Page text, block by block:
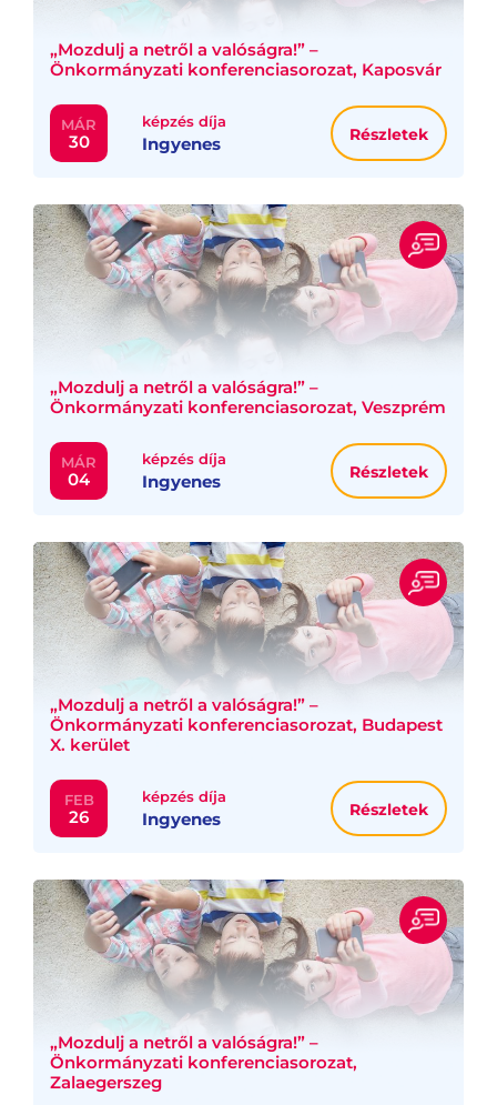
„Mozdulj a netről a valóságra!” –
Önkormányzati konferenciasorozat, Kaposvár
MÁR
30
képzés díja
Ingyenes Részletek
„Mozdulj a netről a valóságra!” –
Önkormányzati konferenciasorozat, Veszprém
MÁR
04
képzés díja
Ingyenes Részletek
„Mozdulj a netről a valóságra!” –
Önkormányzati konferenciasorozat, Budapest
X. kerület
FEB
26
képzés díja
Ingyenes Részletek
„Mozdulj a netről a valóságra!” –
Önkormányzati konferenciasorozat,
Zalaegerszeg